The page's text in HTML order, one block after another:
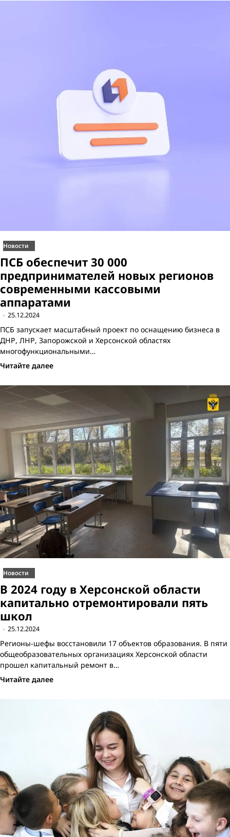
Новости
ПСБ обеспечит 30 000
предпринимателей новых регионов
современными кассовыми
аппаратами
25.12.2024
ПСБ запускает масштабный проект по оснащению бизнеса в
ДНР, ЛНР, Запорожской и Херсонской областях
многофункциональными…
Читайте далее
Новости
В 2024 году в Херсонской области
капитально отремонтировали пять
школ
25.12.2024
Регионы-шефы восстановили 17 объектов образования. В пяти
общеобразовательных организациях Херсонской области
прошел капитальный ремонт в…
Читайте далее